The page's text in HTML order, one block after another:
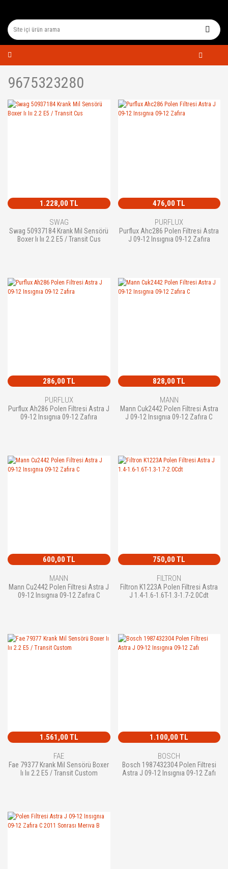
9675323280
1.228,00 TL
SWAG
Swag 50937184 Krank Mil Sensörü
Boxer Iı Iıı 2.2 E5 / Transit Cus
476,00 TL
PURFLUX
Purflux Ahc286 Polen Filtresi Astra
J 09-12 Insıgnıa 09-12 Zafıra
286,00 TL
PURFLUX
Purflux Ah286 Polen Filtresi Astra J
09-12 Insıgnıa 09-12 Zafıra
828,00 TL
MANN
Mann Cuk2442 Polen Filtresi Astra
J 09-12 Insıgnıa 09-12 Zafıra C
600,00 TL
MANN
Mann Cu2442 Polen Filtresi Astra J
09-12 Insıgnıa 09-12 Zafıra C
750,00 TL
FILTRON
Filtron K1223A Polen Filtresi Astra
J 1.4-1.6-1.6T-1.3-1.7-2.0Cdt
1.561,00 TL
FAE
Fae 79377 Krank Mil Sensörü Boxer
Iı Iıı 2.2 E5 / Transit Custom
1.100,00 TL
BOSCH
Bosch 1987432304 Polen Filtresi
Astra J 09-12 Insıgnıa 09-12 Zafı